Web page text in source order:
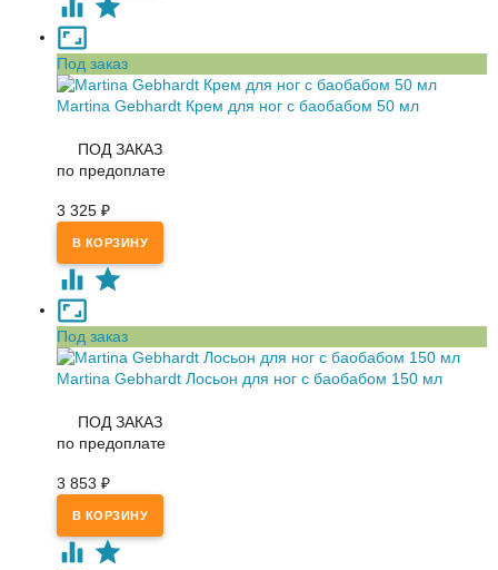
Под заказ
Martina Gebhardt Крем для ног с баобабом 50 мл
ПОД ЗАКАЗ
по предоплате
3 325 ₽
Под заказ
Martina Gebhardt Лосьон для ног с баобабом 150 мл
ПОД ЗАКАЗ
по предоплате
3 853 ₽